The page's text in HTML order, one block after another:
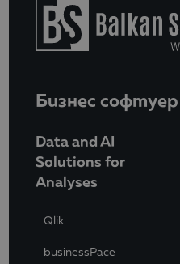
Бизнес софтуер
Data and AI
Solutions for
Analyses
Qlik
businessPace